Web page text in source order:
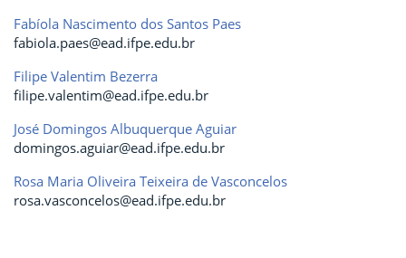
Fabíola Nascimento dos Santos Paes
fabiola.paes@ead.ifpe.edu.br
Filipe Valentim Bezerra
filipe.valentim@ead.ifpe.edu.br
José Domingos Albuquerque Aguiar
domingos.aguiar@ead.ifpe.edu.br
Rosa Maria Oliveira Teixeira de Vasconcelos
rosa.vasconcelos@ead.ifpe.edu.br